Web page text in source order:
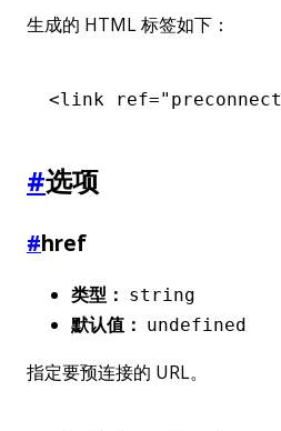
生成的 HTML 标签如下：
<link ref=
#选项
#href
类型： string
默认值： undefined
指定要预连接的 URL。